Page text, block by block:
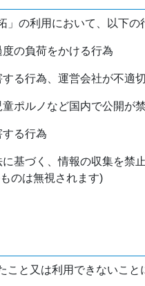
」の利用において、以下の
の負荷をかける行為
る行為、運営会社が不適
ポルノなど国内で公開が
る行為
基づく、情報の収集を禁
のは無視されます)
こと又は利用できないこ